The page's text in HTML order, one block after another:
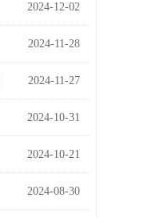
2024-12-02
2024-11-28
2024-11-27
2024-10-31
2024-10-21
2024-08-30